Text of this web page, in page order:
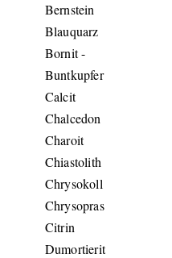
Bernstein
Blauquarz
Bornit -
Buntkupfer
Calcit
Chalcedon
Charoit
Chiastolith
Chrysokoll
Chrysopras
Citrin
Dumortierit